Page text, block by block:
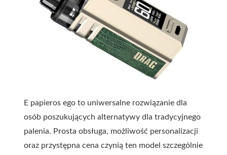
E papieros ego to uniwersalne rozwiązanie dla
osób poszukujących alternatywy dla tradycyjnego
palenia. Prosta obsługa, możliwość personalizacji
oraz przystępna cena czynią ten model szczególnie